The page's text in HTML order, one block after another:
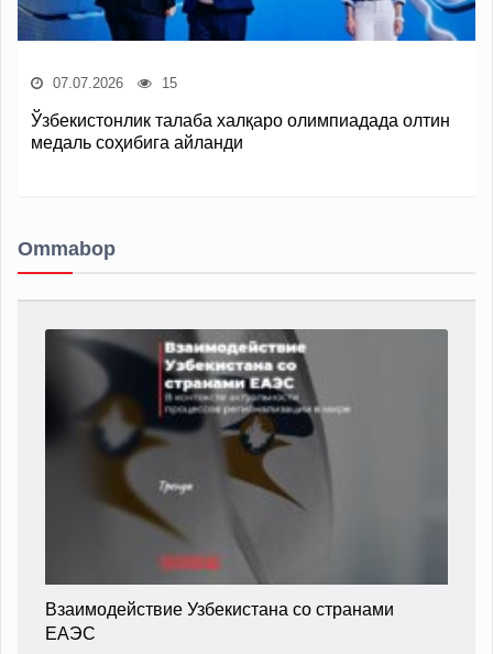
07.07.2026 15
Ўзбекистонлик талаба халқаро олимпиадада олтин
медаль соҳибига айланди
Ommabop
Взаимодействие Узбекистана со странами
ЕАЭС